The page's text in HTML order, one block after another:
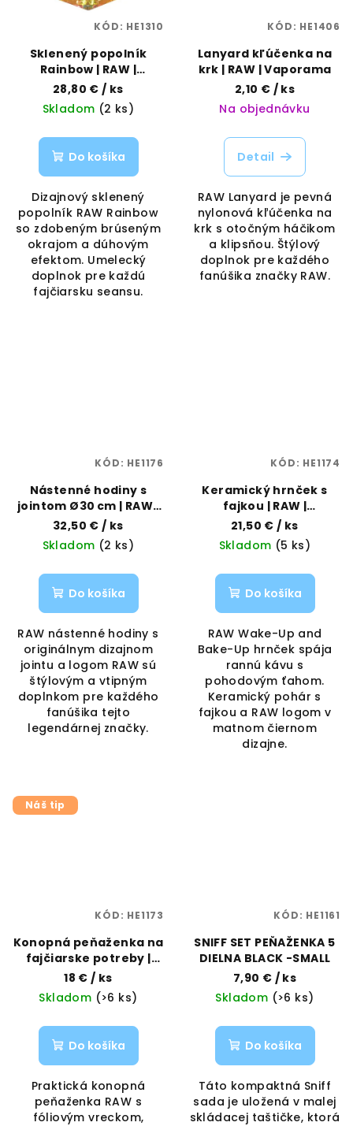
Sklenený popolník
Rainbow | RAW |
Vaporama
28,80 € / ks
Skladom (2 ks)
Do košíka
Dizajnový sklenený
popolník RAW Rainbow
so zdobeným brúseným
okrajom a dúhovým
efektom. Umelecký
doplnok pre každú
fajčiarsku seansu.
KÓD: HE1310
Lanyard kľúčenka na
krk | RAW | Vaporama
2,10 € / ks
Na objednávku
Detail
RAW Lanyard je pevná
nylonová kľúčenka na
krk s otočným háčikom
a klipsňou. Štýlový
doplnok pre každého
fanúšika značky RAW.
KÓD: HE1406
Nástenné hodiny s
jointom Ø30 cm | RAW |
Vaporama
32,50 € / ks
Skladom (2 ks)
Do košíka
RAW nástenné hodiny s
originálnym dizajnom
jointu a logom RAW sú
štýlovým a vtipným
doplnkom pre každého
fanúšika tejto
legendárnej značky.
KÓD: HE1176
Keramický hrnček s
fajkou | RAW |
Vaporama
21,50 € / ks
Skladom (5 ks)
Do košíka
RAW Wake-Up and
Bake-Up hrnček spája
rannú kávu s
pohodovým ťahom.
Keramický pohár s
fajkou a RAW logom v
matnom čiernom
dizajne.
KÓD: HE1174
Náš tip
Konopná peňaženka na
fajčiarske potreby |
RAW | Vaporama
18 €/ ks
Skladom (>6 ks)
Do košíka
Praktická konopná
peňaženka RAW s
fóliovým vreckom,
KÓD: HE1173
SNIFF SET PEŇAŽENKA 5
DIELNA BLACK -SMALL
7,90 € / ks
Skladom (>6 ks)
Do košíka
Táto kompaktná Sniff
sada je uložená v malej
skládacej taštičke, ktorá
KÓD: HE1161